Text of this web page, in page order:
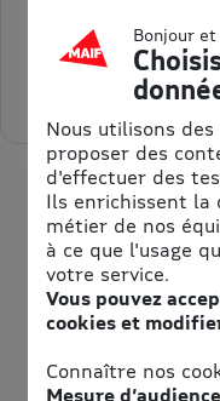
27,90 €
Sélectionner la
Bonjour
Nous utilisons
proposer des
d'effectuer des
Ils enrichissent
métier de nos
à ce que l'usage
votre service.
Vous pouvez
cookies et
Connaître nos
Mesure d’audience